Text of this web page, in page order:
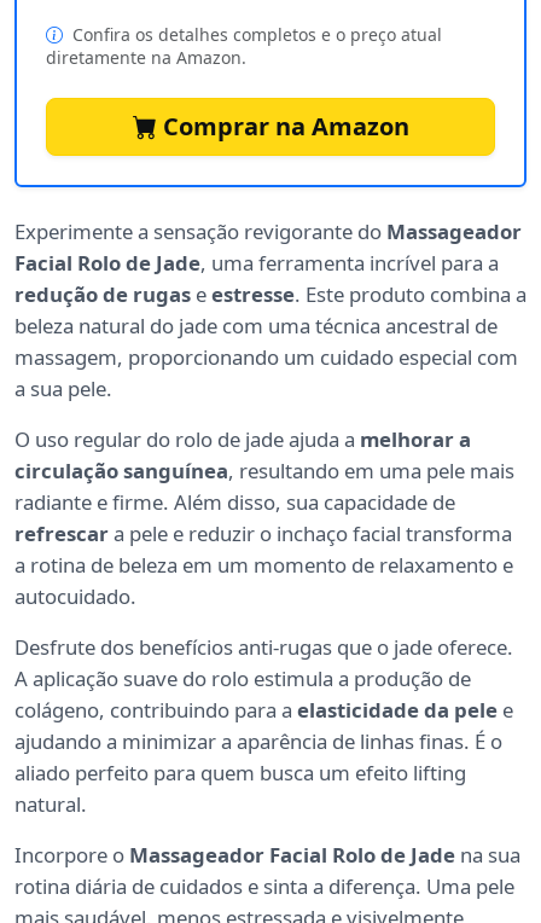
Confira os detalhes completos e o preço atual
diretamente na Amazon.
Comprar na Amazon
Experimente a sensação revigorante do Massageador
Facial Rolo de Jade, uma ferramenta incrível para a
redução de rugas eestresse. Este produto combina a
beleza natural do jade com uma técnica ancestral de
massagem, proporcionando um cuidado especial com
a sua pele.
O uso regular do rolo de jade ajuda a melhorar a
circulação sanguínea, resultando em uma pele mais
radiante e firme. Além disso, sua capacidade de
refrescara pele e reduzir o inchaço facial transforma
a rotina de beleza em um momento de relaxamento e
autocuidado.
Desfrute dos benefícios anti-rugas que o jade oferece.
A aplicação suave do rolo estimula a produção de
colágeno, contribuindo para a elasticidade da pele e
ajudando a minimizar a aparência de linhas finas. É o
aliado perfeito para quem busca um efeito lifting
natural.
Incorpore o Massageador Facial Rolo de Jade na sua
rotina diária de cuidados e sinta a diferença. Uma pele